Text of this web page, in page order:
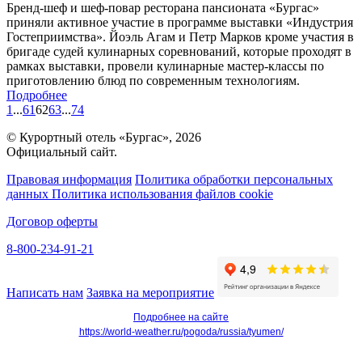
Бренд-шеф и шеф-повар ресторана пансионата «Бургас»
приняли активное участие в программе выставки «Индустрия
Гостеприимства». Йоэль Агам и Петр Марков кроме участия в
бригаде судей кулинарных соревнований, которые проходят в
рамках выставки, провели кулинарные мастер-классы по
приготовлению блюд по современным технологиям.
Подробнее
1 ...616263...74
© Курортный отель «Бургас», 2026
Официальный сайт.
Правовая информация Политика обработки персональных
данных Политика использования файлов cookie
Договор оферты
8-800-234-91-21
Написать нам Заявка на мероприятие
Подробнее на сайте
https://world-weather.ru/pogoda/russia/tyumen/